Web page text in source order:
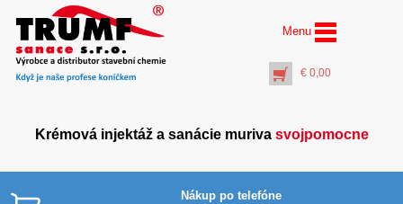
Menu
€ 0,00
Krémová injektáž a sanácie muriva svojpomocne
Nákup po telefóne